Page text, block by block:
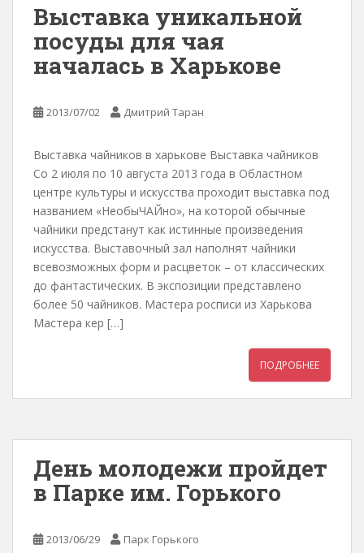
Выставка уникальной
посуды для чая
началась в Харькове
2013/07/02 Дмитрий Таран
Выставка чайников в харькове Выставка чайников
Со 2 июля по 10 августа 2013 года в Областном
центре культуры и искусства проходит выставка под
названием «НеобыЧАЙно», на которой обычные
чайники предстанут как истинные произведения
искусства. Выставочный зал наполнят чайники
всевозможных форм и расцветок – от классических
до фантастических. В экспозиции представлено
более 50 чайников. Мастера росписи из Харькова
Мастера кер […]
ПОДРОБНЕЕ
День молодежи пройдет
в Парке им. Горького
2013/06/29 Парк Горького